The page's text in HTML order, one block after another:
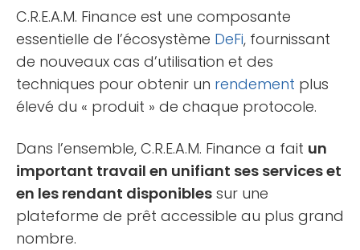
C.R.E.A.M. Finance est une composante
essentielle de l’écosystème DeFi, fournissant
de nouveaux cas d’utilisation et des
techniques pour obtenir un rendement plus
élevé du « produit » de chaque protocole.
Dans l’ensemble, C.R.E.A.M. Finance a fait un
important travail en unifiant ses services et
en les rendant disponibles sur une
plateforme de prêt accessible au plus grand
nombre.